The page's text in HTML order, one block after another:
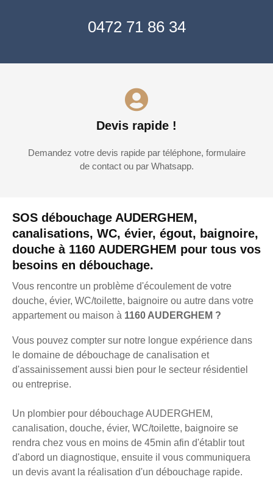
SOS débouchage AUDERGHEM,
canalisations, WC, évier, égout, baignoire,
douche à 1160 AUDERGHEM pour tous vos
besoins en débouchage.
Vous rencontre un problème d'écoulement de votre
douche, évier, WC/toilette, baignoire ou autre dans votre
appartement ou maison à 1160 AUDERGHEM ?
Vous pouvez compter sur notre longue expérience dans
le domaine de débouchage de canalisation et
d'assainissement aussi bien pour le secteur résidentiel
ou entreprise.
Un plombier pour débouchage AUDERGHEM,
canalisation, douche, évier, WC/toilette, baignoire se
rendra chez vous en moins de 45min afin d'établir tout
d'abord un diagnostique, ensuite il vous communiquera
un devis avant la réalisation d'un débouchage rapide.
0472 71 86 34
Devis rapide !
Demandez votre devis rapide par téléphone, formulaire
de contact ou par Whatsapp.